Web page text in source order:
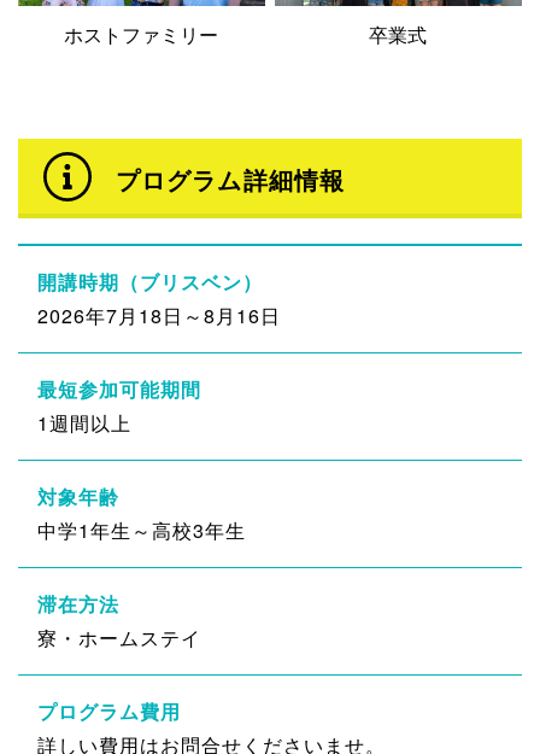
ホストファミリー 卒業式
プログラム詳細情報
開講時期（ブリスベン）
2026年7月18日～8月16日
最短参加可能期間
1週間以上
対象年齢
中学1年生～高校3年生
滞在方法
寮・ホームステイ
プログラム費用
詳しい費用はお問合せくださいませ。